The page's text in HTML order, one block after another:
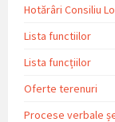
Hotărâri Consiliu
Lista functiilor
Lista funcțiilor
Oferte terenuri
Procese verbale